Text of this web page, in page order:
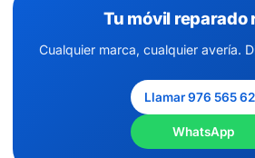
Tu móvil reparado
Cualquier marca, cualquier avería.
Llamar 976 565
WhatsApp